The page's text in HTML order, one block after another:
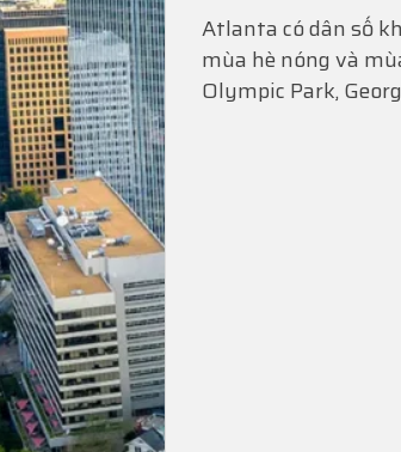
Atlanta có dân số
mùa hè nóng và
Olympic Park,